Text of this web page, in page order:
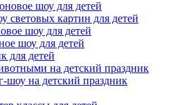
шоу для детей
световых картин для детей
шоу для детей
шоу для детей
для детей
на детский праздник
шоу на детский праздник